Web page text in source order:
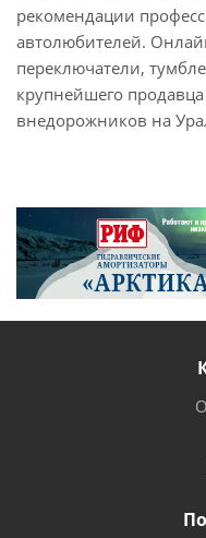
рекомендации
автолюбителей.
переключатели,
крупнейшего
внедорожников на